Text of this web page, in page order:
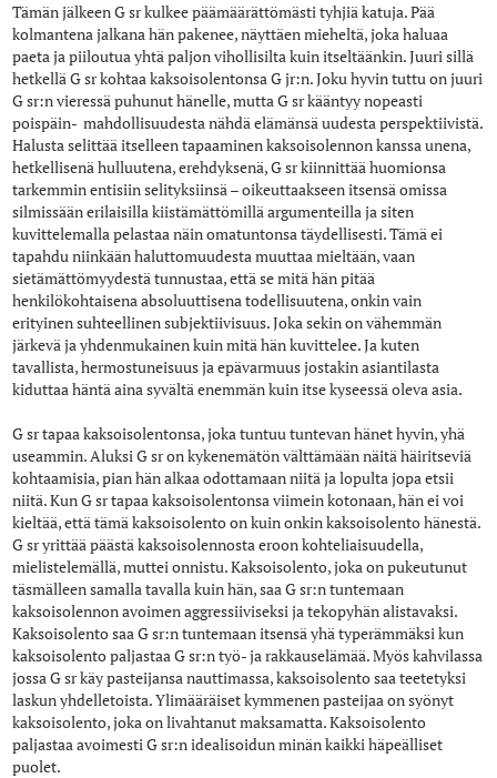
Tämän jälkeen G sr kulkee päämäärättömästi tyhjiä katuja. Pää
kolmantena jalkana hän pakenee, näyttäen mieheltä, joka haluaa
paeta ja piiloutua yhtä paljon vihollisilta kuin itseltäänkin. Juuri sillä
hetkellä G sr kohtaa kaksoisolentonsa G jr:n. Joku hyvin tuttu on juuri
G sr:n vieressä puhunut hänelle, mutta G sr kääntyy nopeasti
poispäin- mahdollisuudesta nähdä elämänsä uudesta perspektiivistä.
Halusta selittää itselleen tapaaminen kaksoisolennon kanssa unena,
hetkellisenä hulluutena, erehdyksenä, G sr kiinnittää huomionsa
tarkemmin entisiin selityksiinsä – oikeuttaakseen itsensä omissa
silmissään erilaisilla kiistämättömillä argumenteilla ja siten
kuvittelemalla pelastaa näin omatuntonsa täydellisesti. Tämä ei
tapahdu niinkään haluttomuudesta muuttaa mieltään, vaan
sietämättömyydestä tunnustaa, että se mitä hän pitää
henkilökohtaisena absoluuttisena todellisuutena, onkin vain
erityinen suhteellinen subjektiivisuus. Joka sekin on vähemmän
järkevä ja yhdenmukainen kuin mitä hän kuvittelee. Ja kuten
tavallista, hermostuneisuus ja epävarmuus jostakin asiantilasta
kiduttaa häntä aina syvältä enemmän kuin itse kyseessä oleva asia.
G sr tapaa kaksoisolentonsa, joka tuntuu tuntevan hänet hyvin, yhä
useammin. Aluksi G sr on kykenemätön välttämään näitä häiritseviä
kohtaamisia, pian hän alkaa odottamaan niitä ja lopulta jopa etsii
niitä. Kun G sr tapaa kaksoisolentonsa viimein kotonaan, hän ei voi
kieltää, että tämä kaksoisolento on kuin onkin kaksoisolento hänestä.
G sr yrittää päästä kaksoisolennosta eroon kohteliaisuudella,
mielistelemällä, muttei onnistu. Kaksoisolento, joka on pukeutunut
täsmälleen samalla tavalla kuin hän, saa G sr:n tuntemaan
kaksoisolennon avoimen aggressiiviseksi ja tekopyhän alistavaksi.
Kaksoisolento saa G sr:n tuntemaan itsensä yhä typerämmäksi kun
kaksoisolento paljastaa G sr:n työ- ja rakkauselämää. Myös kahvilassa
jossa G sr käy pasteijansa nauttimassa, kaksoisolento saa teetetyksi
laskun yhdelletoista. Ylimääräiset kymmenen pasteijaa on syönyt
kaksoisolento, joka on livahtanut maksamatta. Kaksoisolento
paljastaa avoimesti G sr:n idealisoidun minän kaikki häpeälliset
puolet.